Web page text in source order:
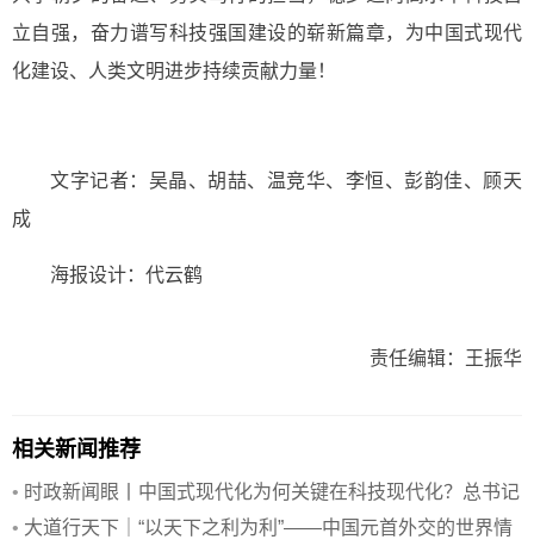
立自强，奋力谱写科技强国建设的崭新篇章，为中国式现代
化建设、人类文明进步持续贡献力量！
文字记者：吴晶、胡喆、温竞华、李恒、彭韵佳、顾天
成
海报设计：代云鹤
责任编辑：王振华
相关新闻推荐
• 时政新闻眼丨中国式现代化为何关键在科技现代化？总书记
作出战略指引
• 大道行天下｜“以天下之利为利”——中国元首外交的世界情